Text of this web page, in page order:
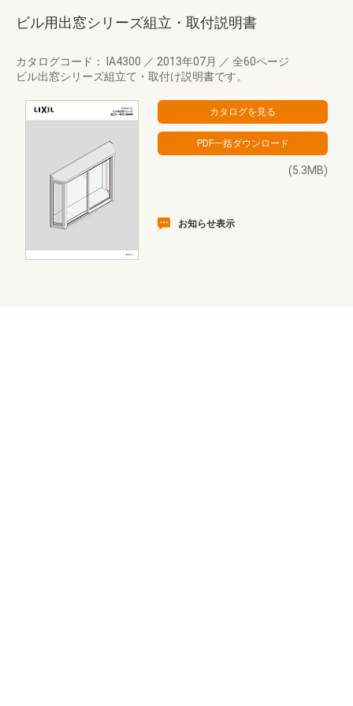
ビル用出窓シリーズ組立・取付説明書
カタログコード： IA4300 ／ 2013年07月 ／ 全60ページ
ビル出窓シリーズ組立て・取付け説明書です。
(5.3MB)
お知らせ表示